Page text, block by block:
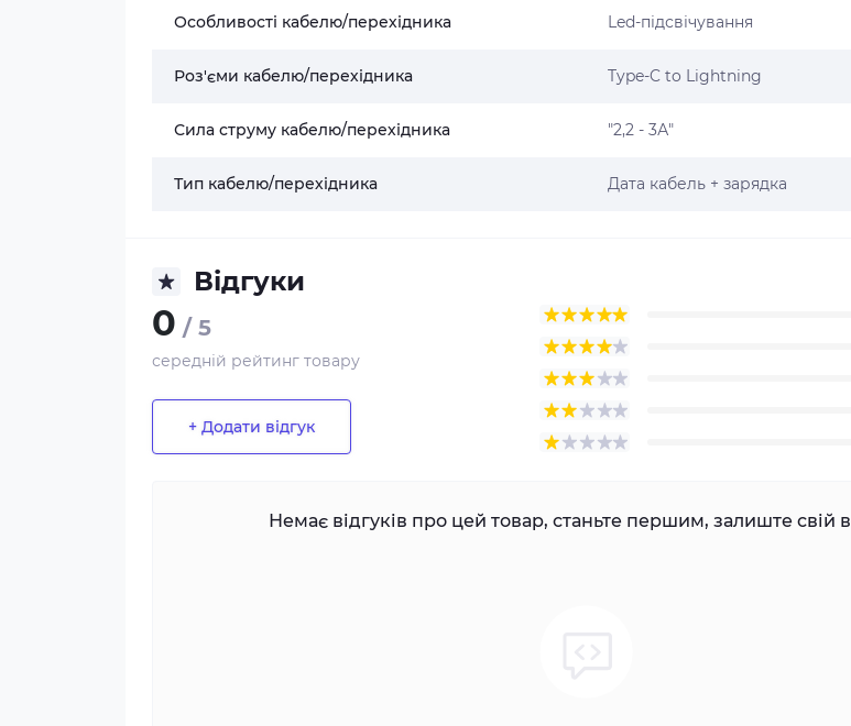
Особливості кабелю/перехідника Led-підсвічування
Роз'єми кабелю/перехідника Type-C to Lightning
Сила струму кабелю/перехідника "2,2 - 3А"
Тип кабелю/перехідника Дата кабель + зарядка
Відгуки
0 / 5
середній рейтинг товару
+ Додати відгук
Немає відгуків про цей товар, станьте першим, залиште свій